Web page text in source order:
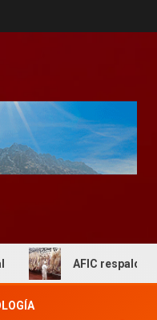
AFIC respaldo al actual